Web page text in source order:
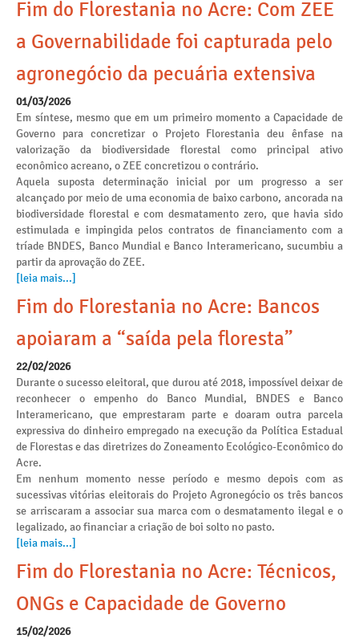
Fim do Florestania no Acre: Com ZEE
a Governabilidade foi capturada pelo
agronegócio da pecuária extensiva
01/03/2026
Em síntese, mesmo que em um primeiro momento a Capacidade de
Governo para concretizar o Projeto Florestania deu ênfase na
valorização da biodiversidade florestal como principal ativo
econômico acreano, o ZEE concretizou o contrário.
Aquela suposta determinação inicial por um progresso a ser
alcançado por meio de uma economia de baixo carbono, ancorada na
biodiversidade florestal e com desmatamento zero, que havia sido
estimulada e impingida pelos contratos de financiamento com a
tríade BNDES, Banco Mundial e Banco Interamericano, sucumbiu a
partir da aprovação do ZEE.
[leia mais...]
Fim do Florestania no Acre: Bancos
apoiaram a “saída pela floresta”
22/02/2026
Durante o sucesso eleitoral, que durou até 2018, impossível deixar de
reconhecer o empenho do Banco Mundial, BNDES e Banco
Interamericano, que emprestaram parte e doaram outra parcela
expressiva do dinheiro empregado na execução da Política Estadual
de Florestas e das diretrizes do Zoneamento Ecológico-Econômico do
Acre.
Em nenhum momento nesse período e mesmo depois com as
sucessivas vitórias eleitorais do Projeto Agronegócio os três bancos
se arriscaram a associar sua marca com o desmatamento ilegal e o
legalizado, ao financiar a criação de boi solto no pasto.
[leia mais...]
Fim do Florestania no Acre: Técnicos,
ONGs e Capacidade de Governo
15/02/2026